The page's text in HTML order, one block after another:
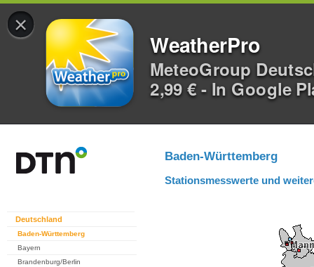
×
WeatherPro
MeteoGroup
2,99 € - In Google
Deutschland
Baden-Württemberg
Bayern
Brandenburg/Berlin
Baden-Württemberg
Stationsmesswerte und